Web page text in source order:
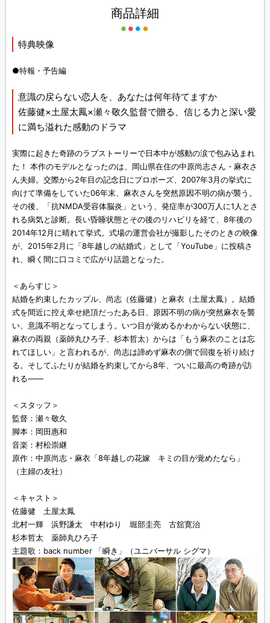
商品詳細
特典映像
●特報・予告編
意識の戻らない恋人を、あなたは何年待てますか
佐藤健×土屋太鳳×瀬々敬久監督で贈る、信じる力と深い愛
に満ち溢れた感動のドラマ
実際に起きた奇跡のラブストーリーで日本中が感動の涙で包み込まれ
た！ 本作のモデルとなったのは、岡山県在住の中原尚志さん・麻衣さ
ん夫婦。交際から2年目の記念日にプロポーズ、2007年3月の挙式に
向けて準備をしていた06年末、麻衣さんを突然原因不明の病が襲う。
その後、「抗NMDA受容体脳炎」という、発症率が300万人に1人とさ
れる病気と診断。長い昏睡状態とその後のリハビリを経て、8年後の
2014年12月に晴れて挙式。式場の運営会社が撮影したそのときの映像
が、2015年2月に「8年越しの結婚式」として「YouTube」に投稿さ
れ、瞬く間に口コミで広がり話題となった。
＜あらすじ＞
結婚を約束したカップル、尚志（佐藤健）と麻衣（土屋太鳳）。結婚
式を間近に控え幸せ絶頂だったある日、原因不明の病が突然麻衣を襲
い、意識不明となってしまう。いつ目が覚めるかわからない状態に、
麻衣の両親（薬師丸ひろ子、杉本哲太）からは「もう麻衣のことは忘
れてほしい」と言われるが、尚志は諦めず麻衣の側で回復を祈り続け
る。そしてふたりが結婚を約束してから8年、ついに最高の奇跡が訪
れる――
＜スタッフ＞
監督：瀬々敬久
脚本：岡田惠和
音楽：村松崇継
原作：中原尚志・麻衣「8年越しの花嫁 キミの目が覚めたなら」
（主婦の友社）
＜キャスト＞
佐藤健 土屋太鳳
北村一輝 浜野謙太 中村ゆり 堀部圭亮 古舘寛治
杉本哲太 薬師丸ひろ子
主題歌：back number 「瞬き」（ユニバーサル シグマ）